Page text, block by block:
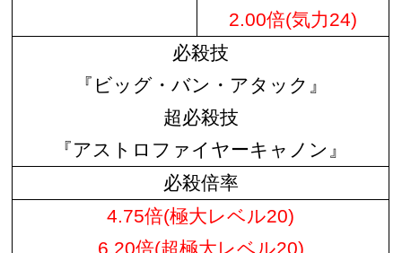
2.00倍(気力24)
必殺技
『ビッグ・バン・アタック』
超必殺技
『アストロファイヤーキャノン』
必殺倍率
4.75倍(極大レベル20)
6.20倍(超極大レベル20)